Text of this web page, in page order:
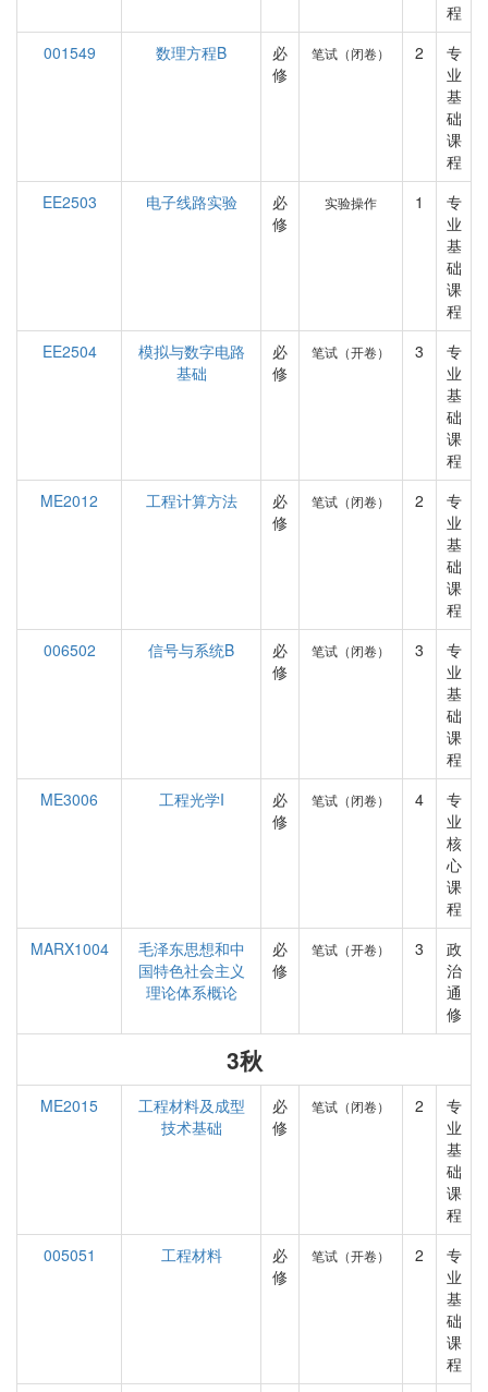
程
001549
数理方程B
必
修
笔试（闭卷） 2
专
业
基
础
课
程
EE2503
电子线路实验
必
修
实验操作 1
专
业
基
础
课
程
EE2504
模拟与数字电路
基础
必
修
笔试（开卷） 3
专
业
基
础
课
程
ME2012
工程计算方法
必
修
笔试（闭卷） 2
专
业
基
础
课
程
006502
信号与系统B
必
修
笔试（闭卷） 3
专
业
基
础
课
程
ME3006
工程光学I
必
修
笔试（闭卷） 4
专
业
核
心
课
程
MARX1004
毛泽东思想和中
国特色社会主义
理论体系概论
必
修
笔试（开卷） 3
政
治
通
修
3秋
ME2015
工程材料及成型
技术基础
必
修
笔试（闭卷） 2
专
业
基
础
课
程
005051
工程材料
必
修
笔试（开卷） 2
专
业
基
础
课
程